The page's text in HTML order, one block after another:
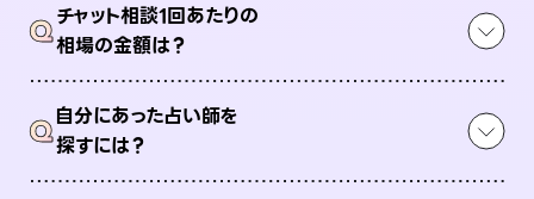
Qチャット相談1回あたりの
相場の金額は？
Q自分にあった占い師を
探すには？